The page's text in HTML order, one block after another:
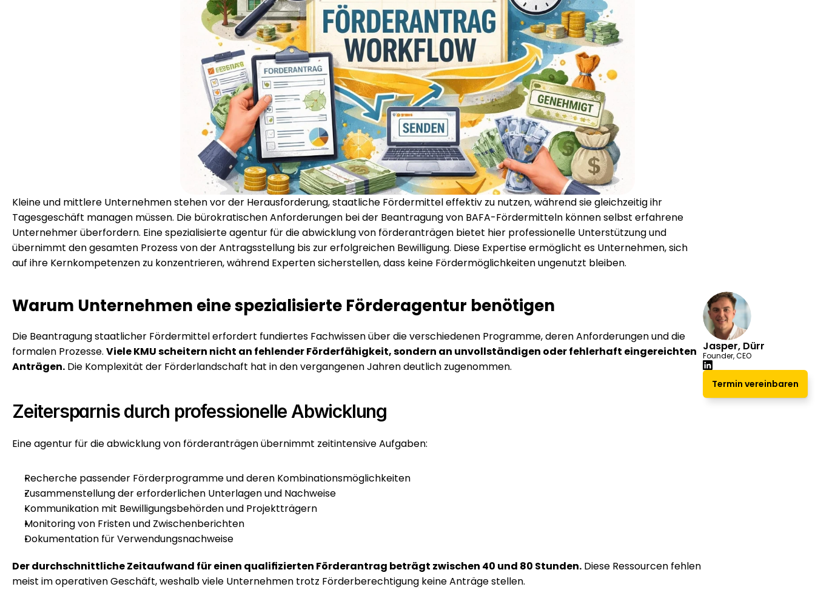
Kleine und mittlere Unternehmen stehen vor der Herausforderung, staatliche Fördermittel effektiv zu nutzen, während sie gleichzeitig ihr
Tagesgeschäft managen müssen. Die bürokratischen Anforderungen bei der Beantragung von BAFA-Fördermitteln können selbst erfahrene
Unternehmer überfordern. Eine spezialisierte agentur für die abwicklung von förderanträgen bietet hier professionelle Unterstützung und
übernimmt den gesamten Prozess von der Antragsstellung bis zur erfolgreichen Bewilligung. Diese Expertise ermöglicht es Unternehmen, sich
auf ihre Kernkompetenzen zu konzentrieren, während Experten sicherstellen, dass keine Fördermöglichkeiten ungenutzt bleiben.
Warum Unternehmen eine spezialisierte Förderagentur benötigen
Die Beantragung staatlicher Fördermittel erfordert fundiertes Fachwissen über die verschiedenen Programme, deren Anforderungen und die
formalen Prozesse. Viele KMU scheitern nicht an fehlender Förderfähigkeit, sondern an unvollständigen oder fehlerhaft eingereichten
Anträgen. Die Komplexität der Förderlandschaft hat in den vergangenen Jahren deutlich zugenommen.
Zeitersparnis durch professionelle Abwicklung
Eine agentur für die abwicklung von förderanträgen übernimmt zeitintensive Aufgaben:
Recherche passender Förderprogramme und deren Kombinationsmöglichkeiten
Zusammenstellung der erforderlichen Unterlagen und Nachweise
Kommunikation mit Bewilligungsbehörden und Projektträgern
Monitoring von Fristen und Zwischenberichten
Dokumentation für Verwendungsnachweise
Der durchschnittliche Zeitaufwand für einen qualifizierten Förderantrag beträgt zwischen 40 und 80 Stunden. Diese Ressourcen fehlen
meist im operativen Geschäft, weshalb viele Unternehmen trotz Förderberechtigung keine Anträge stellen.
Jasper, Dürr
Founder, CEO
Termin vereinbaren